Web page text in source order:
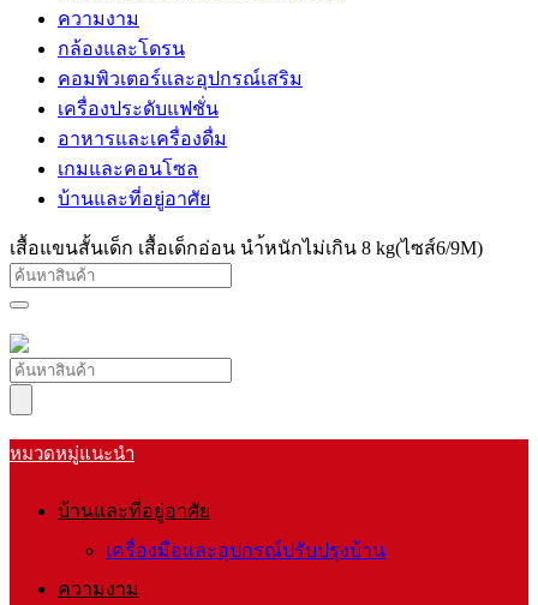
ความงาม
กล้องและโดรน
คอมพิวเตอร์และอุปกรณ์เสริม
เครื่องประดับแฟชั่น
อาหารและเครื่องดื่ม
เกมและคอนโซล
บ้านและที่อยู่อาศัย
เสื้อแขนสั้นเด็ก เสื้อเด็กอ่อน นำ้หนักไม่เกิน 8 kg(ไซส์6/9M)
หมวดหมู่แนะนำ
บ้านและที่อยู่อาศัย
เครื่องมือและอุปกรณ์ปรับปรุงบ้าน
ความงาม